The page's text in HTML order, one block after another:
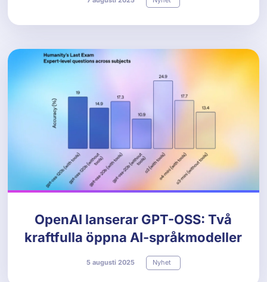
OpenAI lanserar GPT-OSS: Två
kraftfulla öppna AI-språkmodeller
5 augusti 2025 Nyhet